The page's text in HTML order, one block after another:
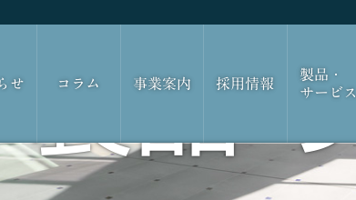
せ コラム 事業案内 採用情報
製品・
サービス
製品・サ